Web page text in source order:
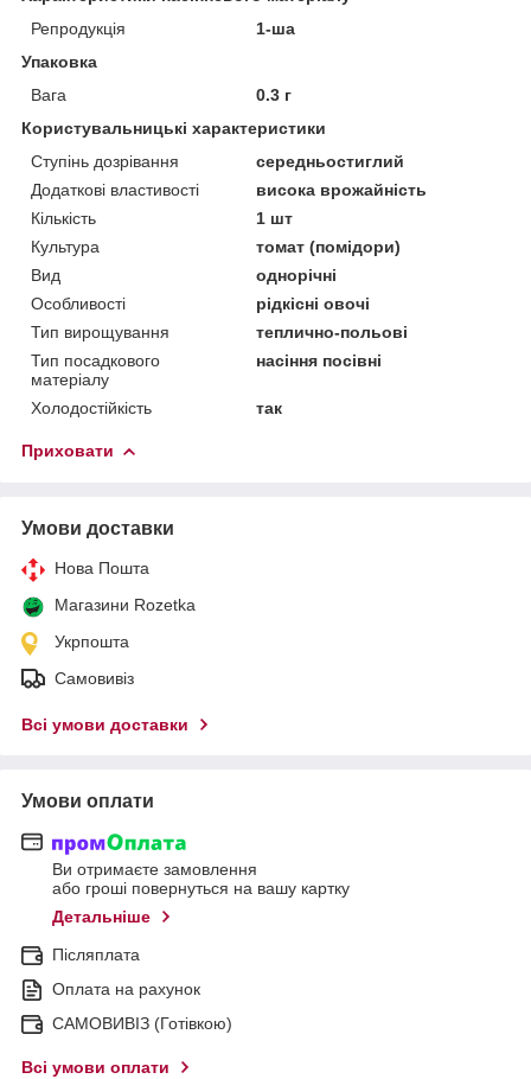
Репродукція
1-ша
Упаковка
Вага
0.3 г
Користувальницькі характеристики
Ступінь дозрівання
середньостиглий
Додаткові властивості
висока врожайність
Кількість
1 шт
Культура
томат (помідори)
Вид
однорічні
Особливості
рідкісні овочі
Тип вирощування
теплично-польові
Тип посадкового
матеріалу
насіння посівні
Холодостійкість так
Приховати
Умови доставки
Нова Пошта
Магазини Rozetka
Укрпошта
Самовивіз
Всі умови доставки
Умови оплати
Ви отримаєте замовлення
або гроші повернуться на вашу картку
Детальніше
Післяплата
Оплата на рахунок
САМОВИВІЗ (Готівкою)
Всі умови оплати